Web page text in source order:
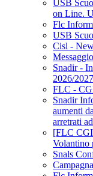
USB
on Line.
Flc
USB
Cisl -
Snadir -
2026/2027
FLC -
Snadir
aumenti
arretrati
[FLC
Volantino
Snals